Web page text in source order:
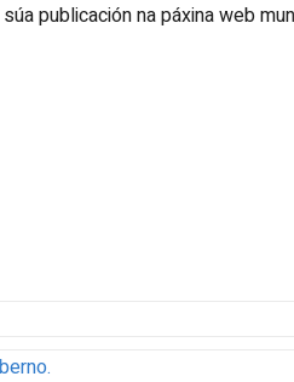
publicación na páxina web